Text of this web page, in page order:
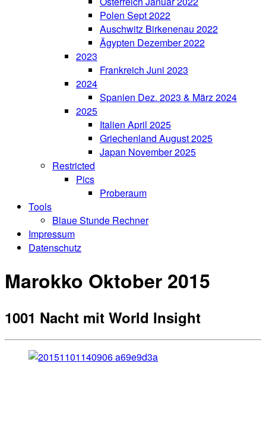
Polen Sept 2022
Auschwitz Birkenenau 2022
Ägypten Dezember 2022
2023
Frankreich Juni 2023
2024
Spanien Dez. 2023 & März 2024
2025
Italien April 2025
Griechenland August 2025
Japan November 2025
Restricted
Pics
Proberaum
Tools
Blaue Stunde Rechner
Impressum
Datenschutz
Marokko Oktober 2015
1001 Nacht mit World Insight